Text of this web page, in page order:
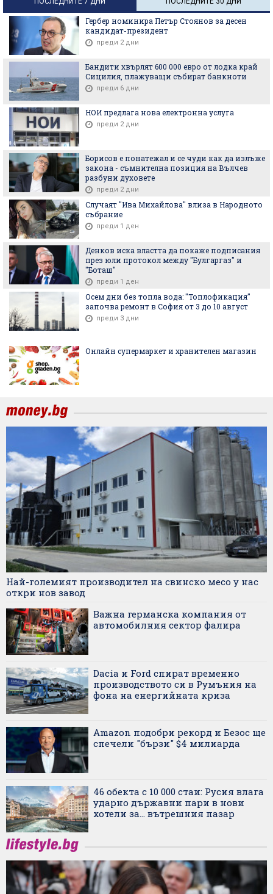
Гербер номинира Петър Стоянов за десен
кандидат-президент
преди 2 дни
Бандити хвърлят 600 000 евро от лодка край
Сицилия, плажуващи събират банкноти
преди 6 дни
НОИ предлага нова електронна услуга
преди 2 дни
Борисов е понатежал и се чуди как да излъже
закона - съмнителна позиция на Вълчев
разбуни духовете
преди 2 дни
Случаят "Ива Михайлова" влиза в Народното
събрание
преди 1 ден
Денков иска властта да покаже подписания
през юли протокол между "Булгаргаз" и
"Боташ"
преди 1 ден
Осем дни без топла вода: "Топлофикация"
започва ремонт в София от 3 до 10 август
преди 3 дни
Онлайн супермаркет и хранителен магазин
Най-големият производител на свинско месо у нас
откри нов завод
Важна германска компания от
автомобилния сектор фалира
Dacia и Ford спират временно
производството си в Румъния на
фона на енергийната криза
Amazon подобри рекорд и Безос ще
спечели "бързи" $4 милиарда
46 обекта с 10 000 стаи: Русия влага
ударно държавни пари в нови
хотели за... вътрешния пазар